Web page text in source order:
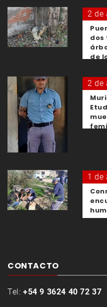
2 de
dos
de
2 de
1 de
CONTACTO
Tel: +54 9 3624 40 72 37